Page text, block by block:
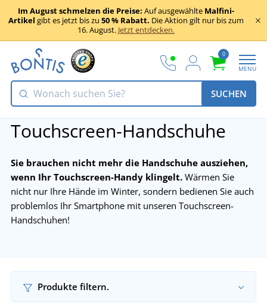
Im August schmelzen die Preise: Auf ausgewählte Malfini-
Artikel gibt es jetzt bis zu 50 % Rabatt. Die Aktion gilt nur bis zum
16. August. Jetzt entdecken.
0
MENU
SUCHEN
Touchscreen-Handschuhe
Sie brauchen nicht mehr die Handschuhe ausziehen,
wenn Ihr Touchscreen-Handy klingelt. Wärmen Sie
nicht nur Ihre Hände im Winter, sondern bedienen Sie auch
problemlos Ihr Smartphone mit unseren Touchscreen-
Handschuhen!
Produkte filtern.